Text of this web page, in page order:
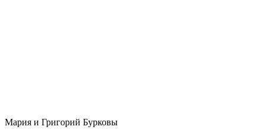
Мария и Григорий Бурковы